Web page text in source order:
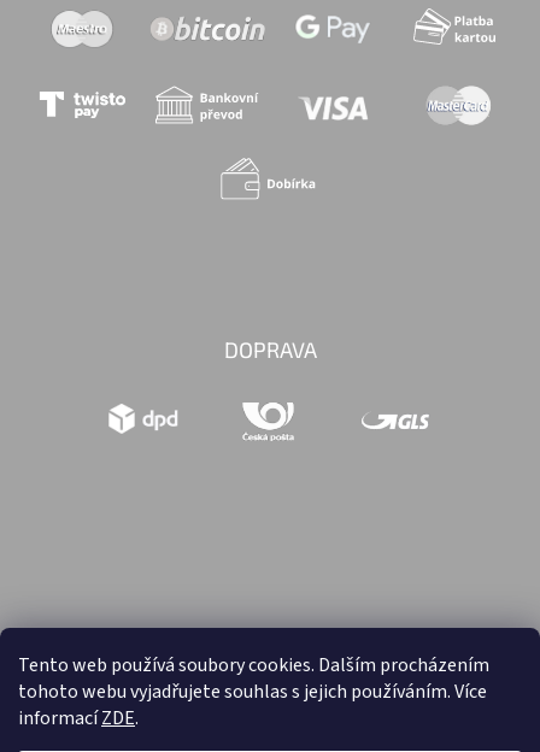
Tento web používá soubory cookies. Dalším procházením
tohoto webu vyjadřujete souhlas s jejich používáním. Více
informacíZDE.
DOPRAVA
Vytvořil Shoptet